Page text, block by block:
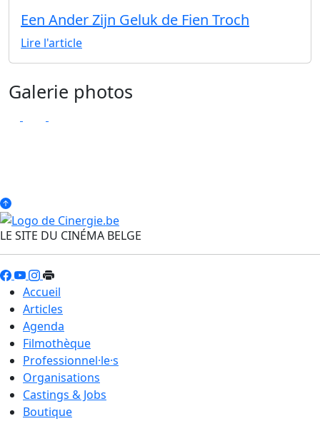
Een Ander Zijn Geluk de Fien Troch
Lire l'article
Galerie photos
LE SITE DU CINÉMA BELGE
Accueil
Articles
Agenda
Filmothèque
Professionnel·le·s
Organisations
Castings & Jobs
Boutique